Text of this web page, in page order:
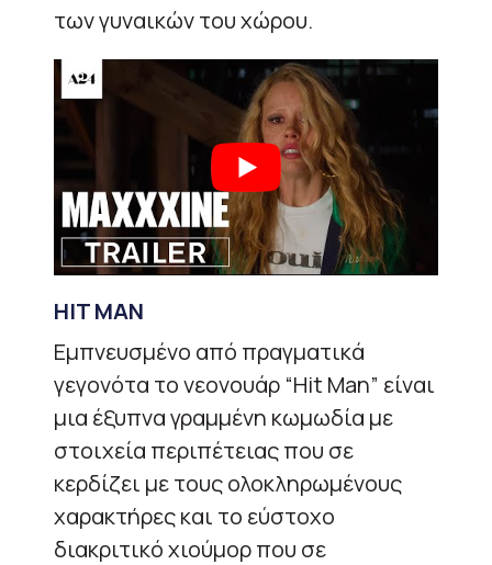
των γυναικών του χώρου.
HIT MAN
Εμπνευσμένο από πραγματικά
γεγονότα το νεονουάρ “Hit Man” είναι
μια έξυπνα γραμμένη κωμωδία με
στοιχεία περιπέτειας που σε
κερδίζει με τους ολοκληρωμένους
χαρακτήρες και το εύστοχο
διακριτικό χιούμορ που σε